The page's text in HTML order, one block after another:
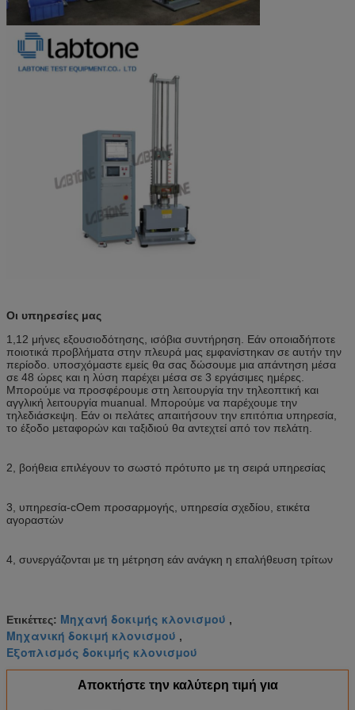
Οι υπηρεσίες μας
1,12 μήνες εξουσιοδότησης, ισόβια συντήρηση. Εάν οποιαδήποτε
ποιοτικά προβλήματα στην πλευρά μας εμφανίστηκαν σε αυτήν την
περίοδο. υποσχόμαστε εμείς θα σας δώσουμε μια απάντηση μέσα
σε 48 ώρες και η λύση παρέχει μέσα σε 3 εργάσιμες ημέρες.
Μπορούμε να προσφέρουμε στη λειτουργία την τηλεοπτική και
αγγλική λειτουργία muanual. Μπορούμε να παρέχουμε την
τηλεδιάσκεψη. Εάν οι πελάτες απαιτήσουν την επιτόπια υπηρεσία,
το έξοδο μεταφορών και ταξιδιού θα αντεχτεί από τον πελάτη.
2, βοήθεια επιλέγουν το σωστό πρότυπο με τη σειρά υπηρεσίας
3, υπηρεσία-cOem προσαρμογής, υπηρεσία σχεδίου, ετικέτα
αγοραστών
4, συνεργάζονται με τη μέτρηση εάν ανάγκη η επαλήθευση τρίτων
Ετικέττες: Μηχανή δοκιμής κλονισμού ,
Μηχανική δοκιμή κλονισμού ,
Εξοπλισμός δοκιμής κλονισμού
Αποκτήστε την καλύτερη τιμή για